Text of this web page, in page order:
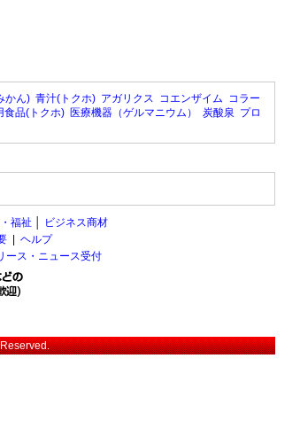
かん) 青汁(トクホ) アガリクス コエンザイム コラー
食品(トクホ) 医療機器（ゲルマニウム） 炭酸泉 プロ
福祉
ビジネス商材
ヘルプ
ース・ニュース受付